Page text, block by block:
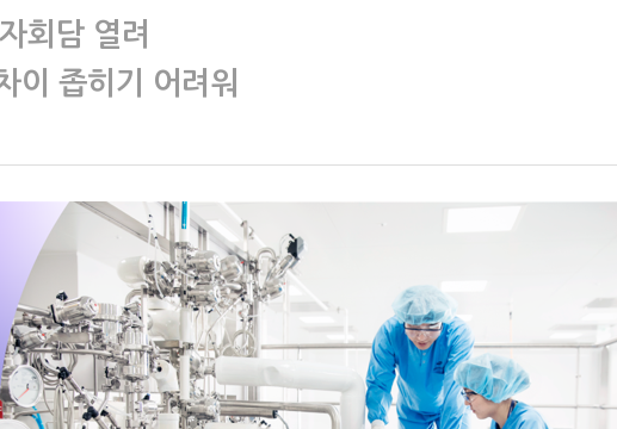
회담 열려
이 좁히기 어려워